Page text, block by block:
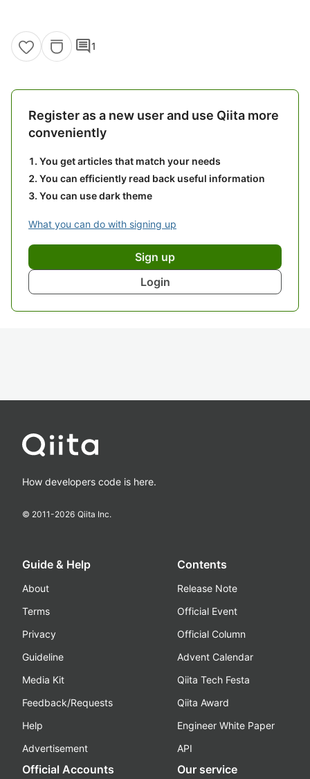
comment1
Register as a new user and use Qiita more
conveniently
You get articles that match your needs
You can efficiently read back useful information
You can use dark theme
What you can do with signing up
Sign up
Login
How developers code is here.
© 2011-2026 Qiita Inc.
Guide & Help
About
Terms
Privacy
Guideline
Media Kit
Feedback/Requests
Help
Advertisement
Contents
Release Note
Official Event
Official Column
Advent Calendar
Qiita Tech Festa
Qiita Award
Engineer White Paper
API
Official Accounts Our service